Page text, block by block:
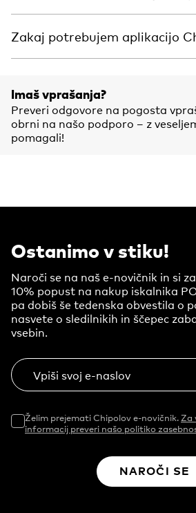
Zakaj potrebujem aplikacijo
Imaš vprašanja?
Preveri odgovore na pogosta
obrni na našo podporo – z
pomagali!
Ostanimo v stiku!
Naroči se na naš e-novičnik in si
10% popust na nakup iskalnika
pa dobiš še tedenska obvestila o
nasvete o sledilnikih in ščepec
vsebin.
Vpiši svoj e-naslov
Želim prejemati Chipolov e-novičnik.Za
informacij preveri našo politiko
NAROČI SE